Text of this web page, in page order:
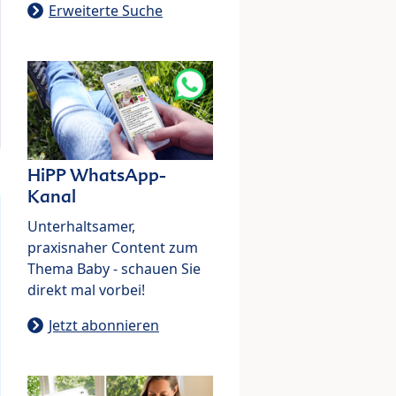
Erweiterte Suche
HiPP WhatsApp-
Kanal
Unterhaltsamer,
praxisnaher Content zum
Thema Baby - schauen Sie
direkt mal vorbei!
Jetzt abonnieren